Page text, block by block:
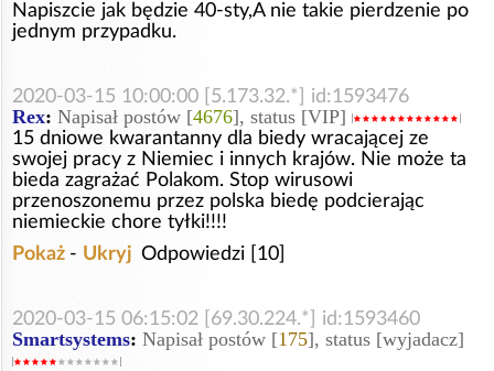
Napiszcie jak będzie 40-sty,A nie takie pierdzenie po
jednym przypadku.
2020-03-15 10:00:00 [5.173.32.*] id:1593476
Rex: Napisał postów [4676], status [VIP]
15 dniowe kwarantanny dla biedy wracającej ze
swojej pracy z Niemiec i innych krajów. Nie może ta
bieda zagrażać Polakom. Stop wirusowi
przenoszonemu przez polska biedę podcierając
niemieckie chore tyłki!!!!
Pokaż - Ukryj Odpowiedzi [10]
2020-03-15 06:15:02 [69.30.224.*] id:1593460
Smartsystems: Napisał postów [175], status [wyjadacz]